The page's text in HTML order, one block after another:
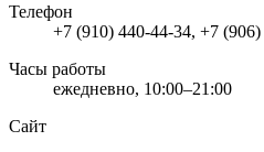
Телефон
+7 (910) 440-44-34, +7
Часы работы
ежедневно, 10:00–21:00
Сайт